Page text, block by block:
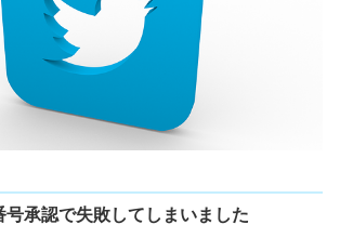
承認で失敗してしまいました